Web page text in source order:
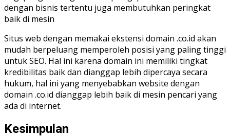
dengan bisnis tertentu juga membutuhkan peringkat
baik di mesin
Situs web dengan memakai ekstensi domain .co.id akan
mudah berpeluang memperoleh posisi yang paling tinggi
untuk SEO. Hal ini karena domain ini memiliki tingkat
kredibilitas baik dan dianggap lebih dipercaya secara
hukum, hal ini yang menyebabkan website dengan
domain .co.id dianggap lebih baik di mesin pencari yang
ada di internet.
Kesimpulan